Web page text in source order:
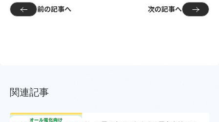
前の記事へ 次の記事へ
関連記事